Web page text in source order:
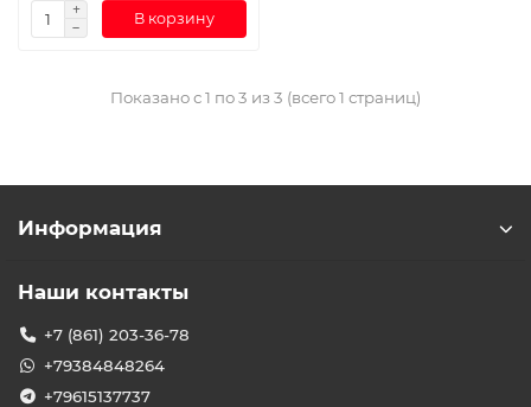
В корзину
Показано с 1 по 3 из 3 (всего 1 страниц)
Информация
Наши контакты
+7 (861) 203-36-78
+79384848264
+79615137737